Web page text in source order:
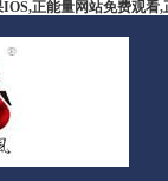
正能量网站免费观看,